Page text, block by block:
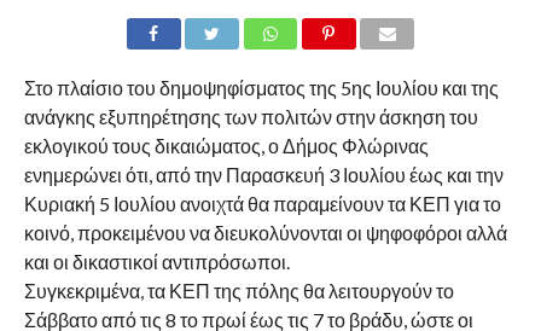
Στο πλαίσιο του δημοψηφίσματος της 5ης Ιουλίου και της
ανάγκης εξυπηρέτησης των πολιτών στην άσκηση του
εκλογικού τους δικαιώματος, ο Δήμος Φλώρινας
ενημερώνει ότι, από την Παρασκευή 3 Ιουλίου έως και την
Κυριακή 5 Ιουλίου ανοιχτά θα παραμείνουν τα ΚΕΠ για το
κοινό, προκειμένου να διευκολύνονται οι ψηφοφόροι αλλά
και οι δικαστικοί αντιπρόσωποι.
Συγκεκριμένα, τα ΚΕΠ της πόλης θα λειτουργούν το
Σάββατο από τις 8 το πρωί έως τις 7 το βράδυ, ώστε οι